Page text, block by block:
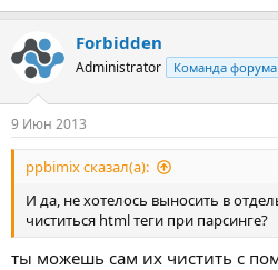
Forbidden
Administrator Команда форума
9 Июн 2013
ppbimix сказал(а):
И да, не хотелось выносить в
чиститься html теги при парсинге?
ты можешь сам их чистить с